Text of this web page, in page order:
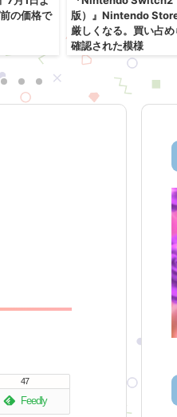
の価格で
版）』Nintendo
厳しくなる。買い占
確認された模様
Feedly
47